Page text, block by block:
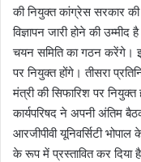
की नियुक्त कांग्रेस सरकार
विज्ञापन जारी होने की
चयन समिति का गठन करेंगे।
पर नियुक्त होंगे। तीसरा
मंत्री की सिफारिश पर नियुक्त
कार्यपरिषद ने अपनी अंतिम
आरजीपीवी यूनिवर्सिटी
के रूप में प्रस्तावित कर दिया